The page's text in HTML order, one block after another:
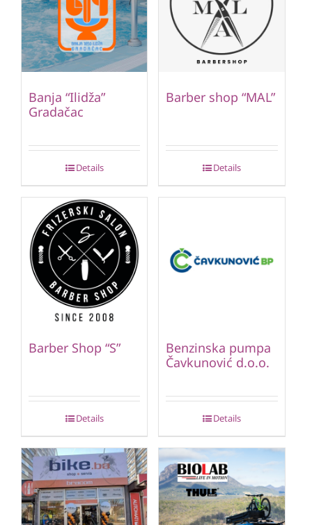
Banja “Ilidža”
Gradačac
Details
Barber shop “MAL”
Details
Barber Shop “S”
Details
Benzinska pumpa
Čavkunović d.o.o.
Details